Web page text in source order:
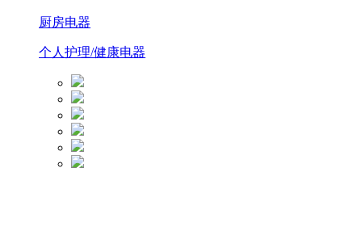
厨房电器
个人护理/健康电器